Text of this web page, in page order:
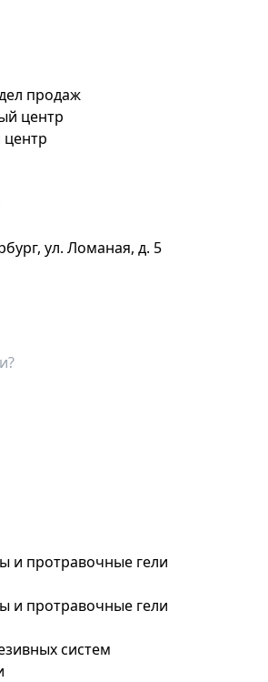
продаж
центр
ул. Ломаная, д. 5
и протравочные гели
и протравочные гели
систем